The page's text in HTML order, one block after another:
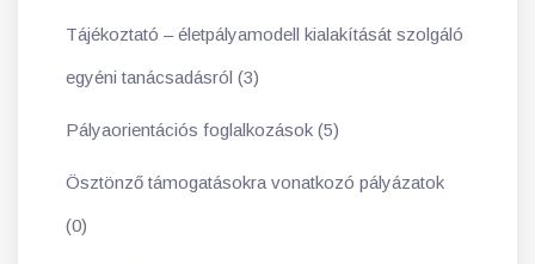
Tájékoztató – életpályamodell kialakítását szolgáló
egyéni tanácsadásról (3)
Pályaorientációs foglalkozások (5)
Ösztönző támogatásokra vonatkozó pályázatok
(0)